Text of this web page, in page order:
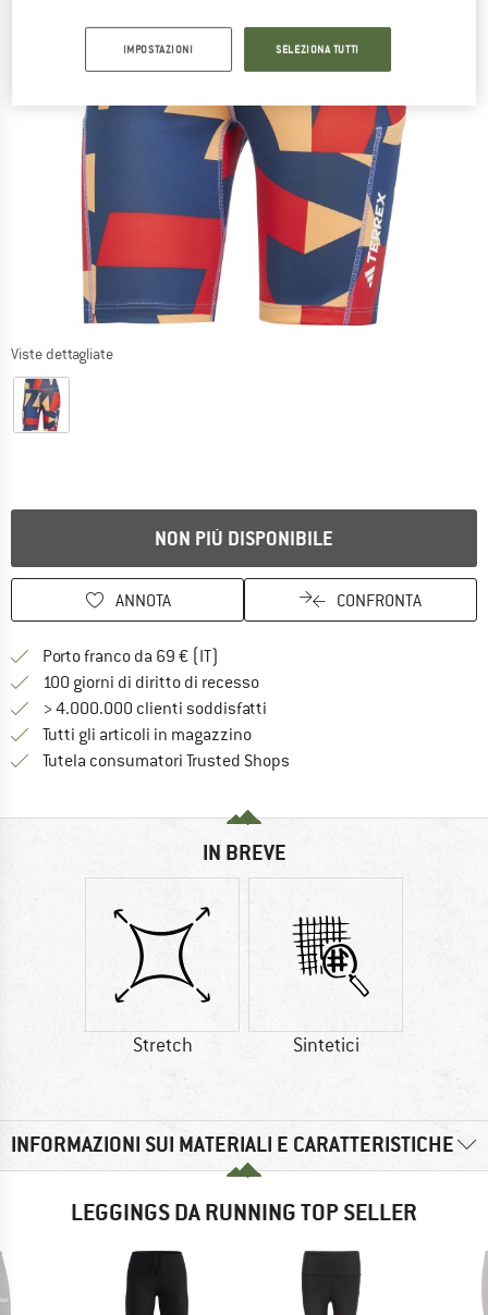
Viste dettagliate
NON PIÙ DISPONIBILE
ANNOTA CONFRONTA
Porto franco da 69 € (IT)
100 giorni di diritto di recessoVai alla politica di recesso qui
> 4.000.000 clienti soddisfatti
Tutti gli articoli in magazzino
Tutela consumatori Trusted Shops
IN BREVE
Stretch Sintetici
INFORMAZIONI SUI MATERIALI E CARATTERISTICHE
LEGGINGS DA RUNNING TOP SELLER
IMPOSTAZIONI SELEZIONA TUTTI